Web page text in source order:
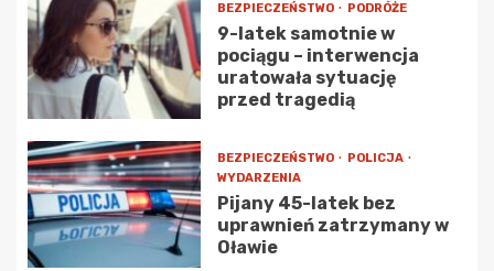
BEZPIECZEŃSTWO PODRÓŻE
9-latek samotnie w
pociągu – interwencja
uratowała sytuację
przed tragedią
BEZPIECZEŃSTWO
POLICJA
WYDARZENIA
Pijany 45-latek bez
uprawnień zatrzymany w
Oławie